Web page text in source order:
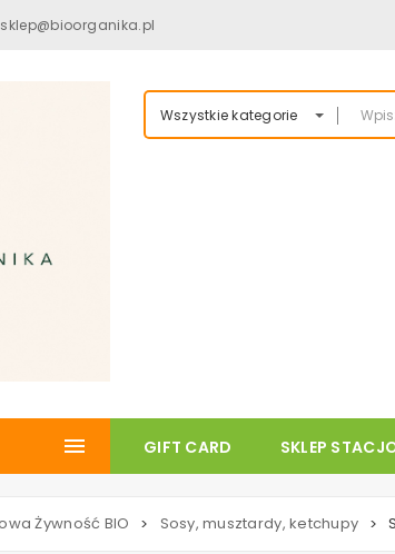
Wszystkie kategorie
GIFT CARD SKLEP
Żywność BIO > Sosy, musztardy, ketchupy >